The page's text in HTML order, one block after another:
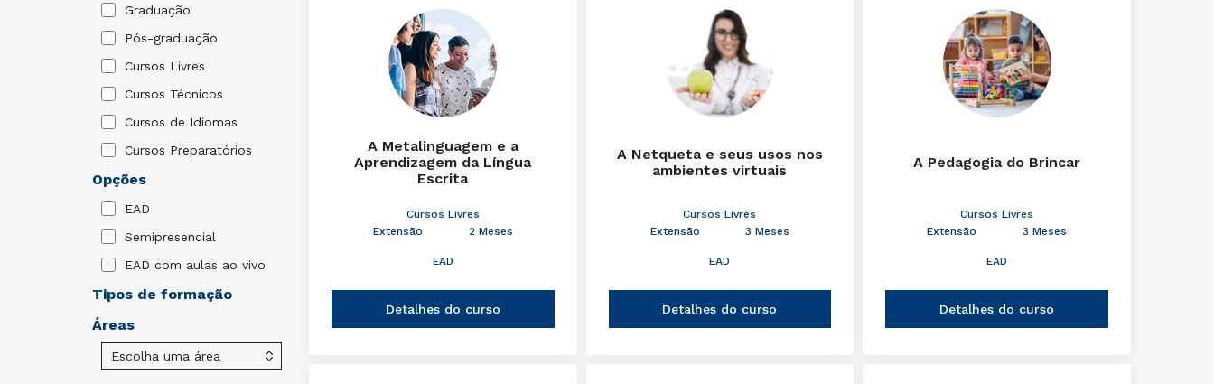
Graduação
Pós-graduação
Cursos Livres
Cursos Técnicos
Cursos de Idiomas
Cursos Preparatórios
Opções
EAD
Semipresencial
EAD com aulas ao vivo
Tipos de formação
Áreas
A Metalinguagem e a
Aprendizagem da Língua
Escrita
Cursos Livres
Extensão
2 Meses
EAD
Detalhes do curso
A Netqueta e seus usos nos
ambientes virtuais
Cursos Livres
Extensão
3 Meses
EAD
Detalhes do curso
A Pedagogia do Brincar
Cursos Livres
Extensão
3 Meses
EAD
Detalhes do curso